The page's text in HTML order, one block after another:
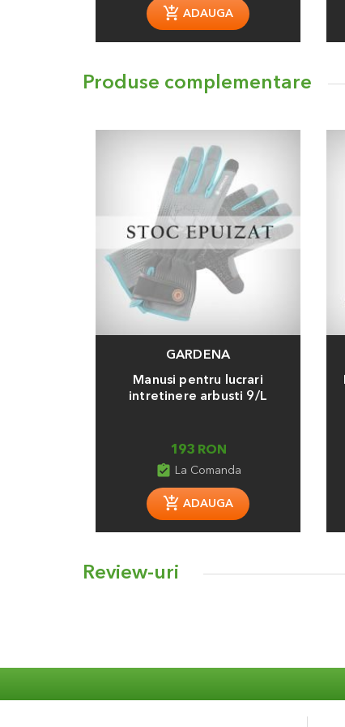
ADAUGA
Produse complementare
GARDENA
Manusi pentru lucrari
intretinere arbusti 9/L
193 RON
assignment_turned_in La Comanda
ADAUGA
Review-uri